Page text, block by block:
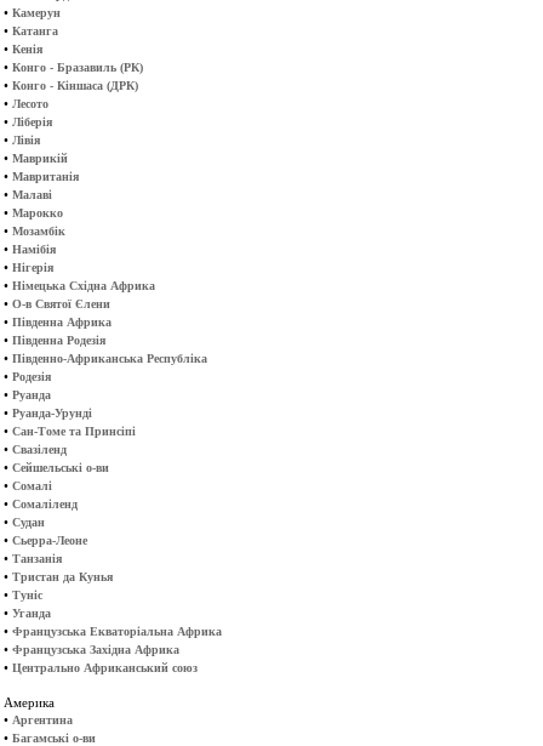
• Камерун
• Катанга
• Кенія
• Конго - Бразавиль (РК)
• Конго - Кіншаса (ДРК)
• Лесото
• Ліберія
• Лівія
• Маврикій
• Мавританія
• Малаві
• Марокко
• Мозамбік
• Намібія
• Нігерія
• Німецька Східна Африка
• О-в Святої Єлени
• Південна Африка
• Південна Родезія
• Південно-Африканська Республіка
• Родезія
• Руанда
• Руанда-Урунді
• Сан-Томе та Принсіпі
• Свазіленд
• Сейшельські о-ви
• Сомалі
• Сомаліленд
• Судан
• Сьерра-Леоне
• Танзанія
• Тристан да Кунья
• Туніс
• Уганда
• Французська Екваторіальна Африка
• Французська Західна Африка
• Центрально Африканський союз
Америка
• Аргентина
• Багамські о-ви